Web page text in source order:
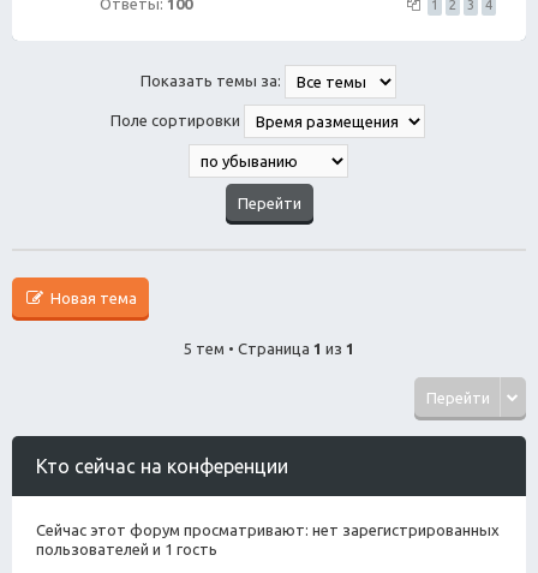
Ответы: 100 1 2 3 4
Показать темы за:
Поле сортировки
Новая тема
5 тем • Страница 1 из 1
Перейти
Кто сейчас на конференции
Сейчас этот форум просматривают: нет зарегистрированных
пользователей и 1 гость